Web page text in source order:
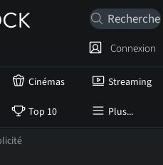
Cinémas Streaming
Top 10 Plus...
Connexion